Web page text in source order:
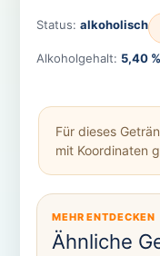
Status: alkoholisch
Alkoholgehalt: 5,40 %
Für dieses
mit Koordinaten
MEHR ENTDECKEN
Ähnliche